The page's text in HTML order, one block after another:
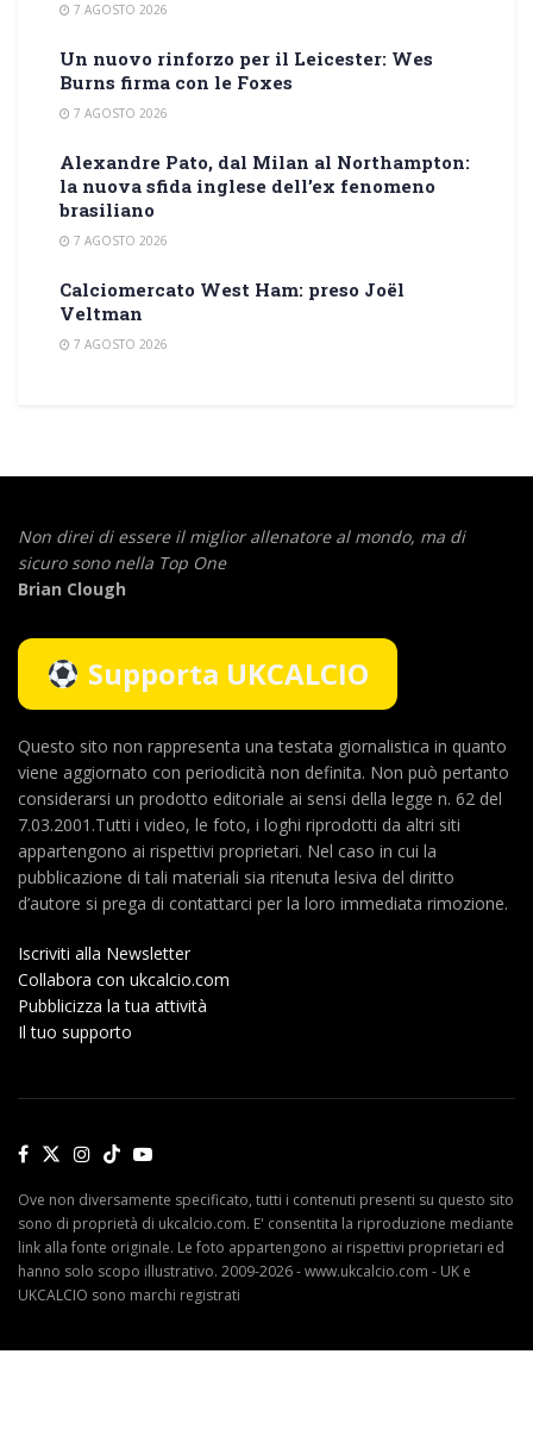
7 AGOSTO 2026
Un nuovo rinforzo per il Leicester: Wes
Burns firma con le Foxes
7 AGOSTO 2026
Alexandre Pato, dal Milan al Northampton:
la nuova sfida inglese dell’ex fenomeno
brasiliano
7 AGOSTO 2026
Calciomercato West Ham: preso Joël
Veltman
7 AGOSTO 2026
Non direi di essere il miglior allenatore al mondo, ma di
sicuro sono nella Top One
Brian Clough
Supporta UKCALCIO
Questo sito non rappresenta una testata giornalistica in quanto
viene aggiornato con periodicità non definita. Non può pertanto
considerarsi un prodotto editoriale ai sensi della legge n. 62 del
7.03.2001.Tutti i video, le foto, i loghi riprodotti da altri siti
appartengono ai rispettivi proprietari. Nel caso in cui la
pubblicazione di tali materiali sia ritenuta lesiva del diritto
d’autore si prega di contattarci per la loro immediata rimozione.
Iscriviti alla Newsletter
Collabora con ukcalcio.com
Pubblicizza la tua attività
Il tuo supporto
Ove non diversamente specificato, tutti i contenuti presenti su questo sito
sono di proprietà di ukcalcio.com. E' consentita la riproduzione mediante
link alla fonte originale. Le foto appartengono ai rispettivi proprietari ed
hanno solo scopo illustrativo. 2009-2026 - www.ukcalcio.com - UK e
UKCALCIO sono marchi registrati